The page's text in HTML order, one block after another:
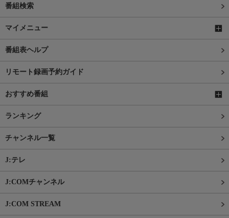
番組検索
マイメニュー
番組表ヘルプ
リモート録画予約ガイド
おすすめ番組
ランキング
チャンネル一覧
J:テレ
J:COMチャンネル
J:COM STREAM